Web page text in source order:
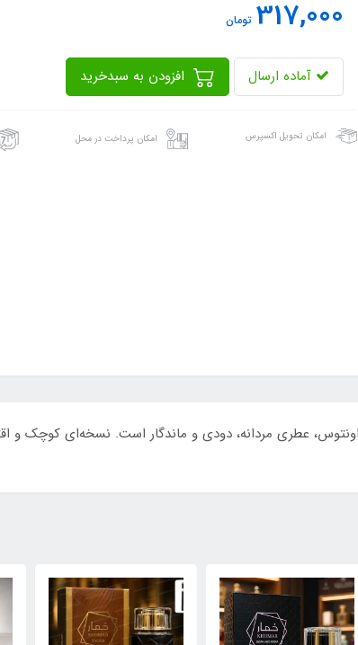
317,000 تومان
آماده ارسال
امکان تحویل اکسپرس امکان پرداخت در محل
رایحه‌ای مشابه کرید اونتوس، عطری مردانه، دودی و ماندگار است.